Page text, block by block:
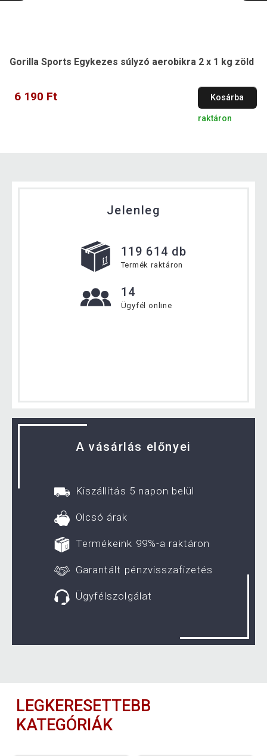
Gorilla Sports Egykezes súlyzó aerobikra 2 x 1 kg zöld
6 190 Ft Kosárba
raktáron
Jelenleg
119 614 db
Termék raktáron
14
Ügyfél online
A vásárlás előnyei
Kiszállítás 5 napon belül
Olcsó árak
Termékeink 99%-a raktáron
Garantált pénzvisszafizetés
Ügyfélszolgálat
LEGKERESETTEBB
KATEGÓRIÁK